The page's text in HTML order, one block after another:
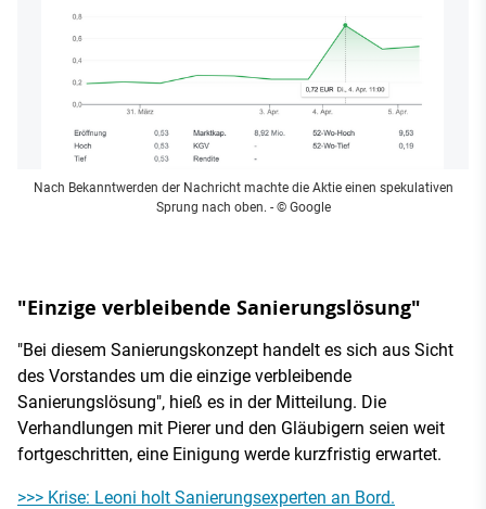
Nach Bekanntwerden der Nachricht machte die Aktie einen spekulativen
Sprung nach oben. - © Google
"Einzige verbleibende Sanierungslösung"
"Bei diesem Sanierungskonzept handelt es sich aus Sicht
des Vorstandes um die einzige verbleibende
Sanierungslösung", hieß es in der Mitteilung. Die
Verhandlungen mit Pierer und den Gläubigern seien weit
fortgeschritten, eine Einigung werde kurzfristig erwartet.
>>> Krise: Leoni holt Sanierungsexperten an Bord.